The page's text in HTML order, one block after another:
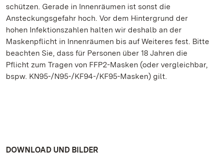
schützen. Gerade in Innenräumen ist sonst die
Ansteckungsgefahr hoch. Vor dem Hintergrund der
hohen Infektionszahlen halten wir deshalb an der
Maskenpflicht in Innenräumen bis auf Weiteres fest. Bitte
beachten Sie, dass für Personen über 18 Jahren die
Pflicht zum Tragen von FFP2-Masken (oder vergleichbar,
bspw. KN95-/N95-/KF94-/KF95-Masken) gilt.
DOWNLOAD UND BILDER